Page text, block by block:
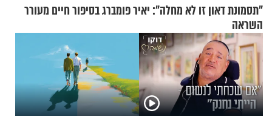
"תסמונת דאון זו לא מחלה": יאיר פומברג בסיפור חיים מעורר
השראה